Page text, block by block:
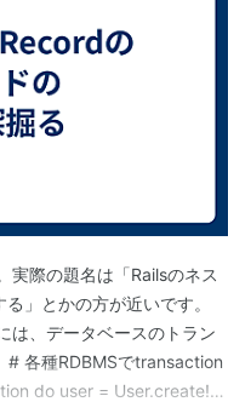
実際の題名は「Railsのネス
」とかの方が近いです。
は、データベースのトラン
# 各種RDBMSでtransaction
do user = User.create!